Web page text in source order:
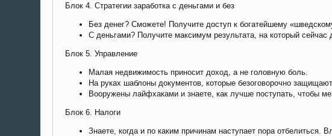
Блок 4. Стратегии заработка с деньгами и без
Без денег? Сможете! Получите доступ к богатейшему
С деньгами? Получите максимум результата, на который
Блок 5. Управление
Малая недвижимость приносит доход, а не головную боль.
На руках шаблоны документов, которые безоговорочно
Вооружены лайфхаками и знаете, как лучше поступать, чтобы
Блок 6. Налоги
Знаете, когда и по каким причинам наступает пора